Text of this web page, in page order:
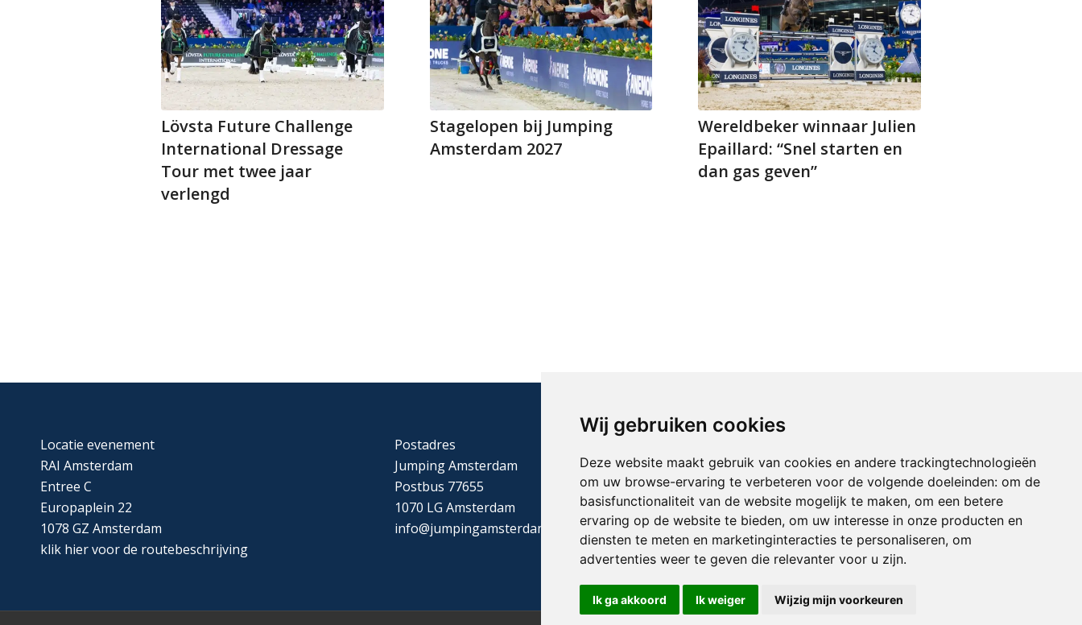
Wij gebruiken cookies
Deze website maakt gebruik van cookies en andere trackingtechnologieën
om uw browse-ervaring te verbeteren voor de volgende doeleinden: om de
basisfunctionaliteit van de website mogelijk te maken, om een betere
ervaring op de website te bieden, om uw interesse in onze producten en
diensten te meten en marketinginteracties te personaliseren, om
advertenties weer te geven die relevanter voor u zijn.
Ik ga akkoord Ik weiger Wijzig mijn voorkeuren
Lövsta Future Challenge
International Dressage
Tour met twee jaar
verlengd
Stagelopen bij Jumping
Amsterdam 2027
Wereldbeker winnaar Julien
Epaillard: “Snel starten en
dan gas geven”
Locatie evenement
RAI Amsterdam
Entree C
Europaplein 22
1078 GZ Amsterdam
klik hiervoor de routebeschrijving
Postadres
Jumping Amsterdam
Postbus 77655
1070 LG Amsterdam
info@jumpingamsterdam.nl